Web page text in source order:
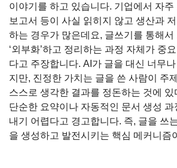
이야기를 하고 있습니다. 기업에서 자주
보고서 등이 사실 읽히지 않고 생산과
하는 경우가 많은데요, 글쓰기를 통해서
‘외부화’하고 정리하는 과정 자체가 중
다고 주장합니다. AI가 글을 대신 너무나
지만, 진정한 가치는 글을 쓴 사람이 주
스스로 생각한 결과를 정돈하는 것에
단순한 요약이나 자동적인 문서 생성
내기 어렵다고 경고합니다. 즉, 글을 쓰
을 생성하고 발전시키는 핵심 메커니즘